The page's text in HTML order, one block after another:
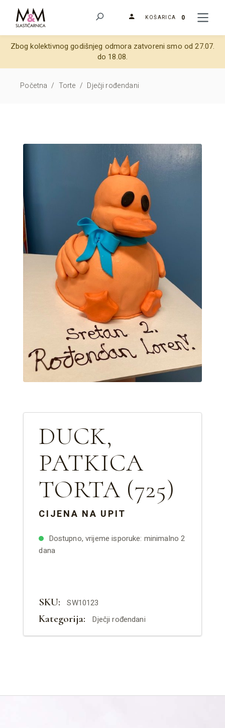
KOŠARICA 0
Zbog kolektivnog godišnjeg odmora zatvoreni smo od 27.07.
do 18.08.
Početna / Torte / Dječji rođendani
DUCK,
PATKICA
TORTA (725)
CIJENA NA UPIT
Dostupno, vrijeme isporuke: minimalno 2
dana
SKU: SW10123
Kategorija: Dječji rođendani